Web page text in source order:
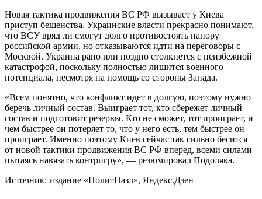
Новая тактика продвижения ВС РФ вызывает у Киева
приступ бешенства. Украинские власти прекрасно понимают,
что ВСУ вряд ли смогут долго противостоять напору
российской армии, но отказываются идти на переговоры с
Москвой. Украина рано или поздно столкнется с неизбежной
катастрофой, поскольку полностью лишится военного
потенциала, несмотря на помощь со стороны Запада.
«Всем понятно, что конфликт идет в долгую, поэтому нужно
беречь личный состав. Выиграет тот, кто сбережет личный
состав и подготовит резервы. Кто не сможет, тот проиграет, и
чем быстрее он потеряет то, что у него есть, тем быстрее он
проиграет. Именно поэтому Киев сейчас так сильно бесится
от новой тактики продвижения ВС РФ вперед, всеми силами
пытаясь навязать контригру», — резюмировал Подоляка.
Источник: издание «ПолитПазл», Яндекс.Дзен